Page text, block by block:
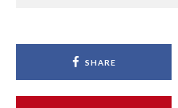
SHARE